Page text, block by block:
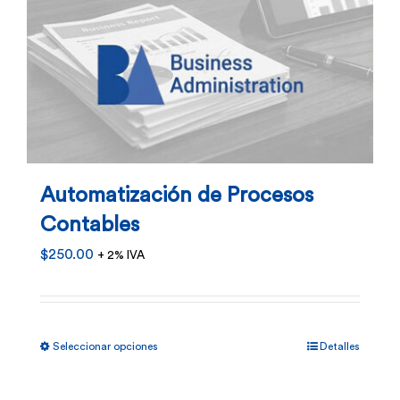
de
producto
Automatización de Procesos
Contables
$250.00 + 2% IVA
Seleccionar opciones Detalles